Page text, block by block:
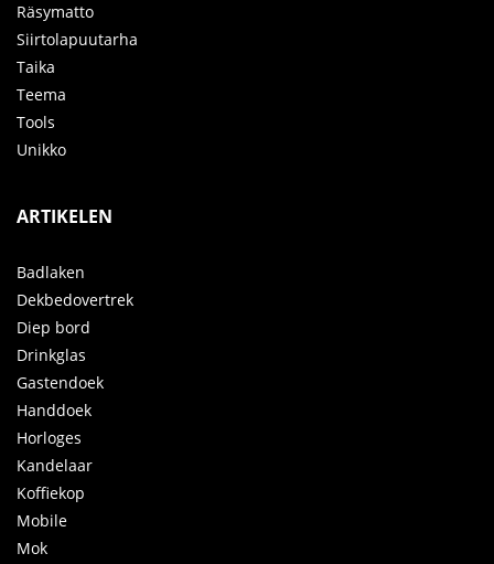
Räsymatto
Siirtolapuutarha
Taika
Teema
Tools
Unikko
ARTIKELEN
Badlaken
Dekbedovertrek
Diep bord
Drinkglas
Gastendoek
Handdoek
Horloges
Kandelaar
Koffiekop
Mobile
Mok